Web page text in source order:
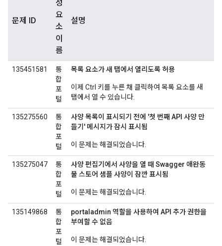
문제 ID
성
요
소
이
름
설명
135451581
통
합
포
털
목록 요소가 새 탭에서 열리도록 허용
이제 Ctrl 키를 누른 채 클릭하여 목록 요소를 새
탭에서 열 수 있습니다.
135275560
통
합
포
털
사양 목록이 표시되기 전에 '첫 번째 API 사양 만
들기' 메시지가 잠시 표시됨
이 문제는 해결되었습니다.
135275047
통
합
포
털
사양 편집기에서 사양을 열 때 Swagger 애완동
물 스토어 샘플 사양이 잠깐 표시됨
이 문제는 해결되었습니다.
135149868
통
합
포
털
portaladmin 역할을 사용하여 API 추가 권한을
부여할 수 없음
이 문제는 해결되었습니다.